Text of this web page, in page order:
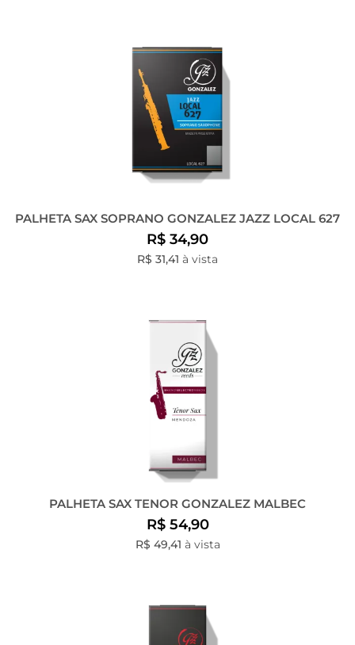
PALHETA SAX SOPRANO GONZALEZ JAZZ LOCAL 627
R$ 34,90
R$ 31,41 à vista
PALHETA SAX TENOR GONZALEZ MALBEC
R$ 54,90
R$ 49,41 à vista